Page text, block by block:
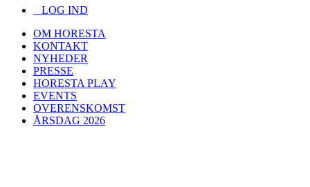
LOG IND
OM HORESTA
KONTAKT
NYHEDER
PRESSE
HORESTA PLAY
EVENTS
OVERENSKOMST
ÅRSDAG 2026